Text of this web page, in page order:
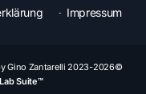
Impressum
Gino Zantarelli 2023-2026©
Suite™